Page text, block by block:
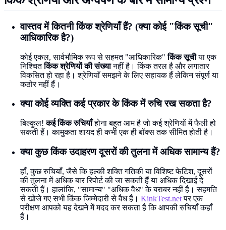
वास्तव में कितनी किंक श्रेणियाँ हैं? (क्या कोई "किंक सूची"
आधिकारिक है?)
कोई एकल, सार्वभौमिक रूप से सहमत "आधिकारिक"किंक सूचीया एक
निश्चितकिंक श्रेणियों की संख्यानहीं है। किंक तरल है और लगातार
विकसित हो रहा है। श्रेणियाँ समझने के लिए सहायक हैं लेकिन संपूर्ण या
कठोर नहीं हैं।
क्या कोई व्यक्ति कई प्रकार के किंक में रुचि रख सकता है?
बिल्कुल!कई किंक रुचियाँहोना बहुत आम है जो कई श्रेणियों में फैली हो
सकती हैं। कामुकता शायद ही कभी एक ही बॉक्स तक सीमित होती है।
क्या कुछ किंक उदाहरण दूसरों की तुलना में अधिक सामान्य हैं?
हाँ, कुछ रुचियाँ, जैसे कि हल्की शक्ति गतिकी या विशिष्ट फेटिश, दूसरों
की तुलना में अधिक बार रिपोर्ट की जा सकती हैं या अधिक दिखाई दे
सकती हैं। हालांकि, "सामान्य" "अधिक वैध" के बराबर नहीं है। सहमति
से खोजे गए सभी किंक जिम्मेदारी से वैध हैं। KinkTest.netपर एक
परीक्षण आपको यह देखने में मदद कर सकता है कि आपकी रुचियाँ कहाँ
हैं।